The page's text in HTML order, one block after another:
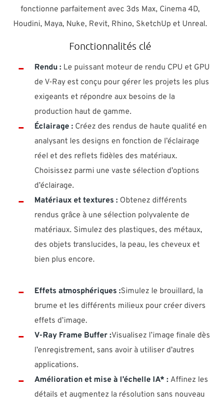
fonctionne parfaitement avec 3ds Max, Cinema 4D,
Houdini, Maya, Nuke, Revit, Rhino, SketchUp et Unreal.
Fonctionnalités clé
Rendu : Le puissant moteur de rendu CPU et GPU
de V-Ray est conçu pour gérer les projets les plus
exigeants et répondre aux besoins de la
production haut de gamme.
Éclairage : Créez des rendus de haute qualité en
analysant les designs en fonction de l’éclairage
réel et des reflets fidèles des matériaux.
Choisissez parmi une vaste sélection d’options
d’éclairage.
Matériaux et textures : Obtenez différents
rendus grâce à une sélection polyvalente de
matériaux. Simulez des plastiques, des métaux,
des objets translucides, la peau, les cheveux et
bien plus encore.
Effets atmosphériques :Simulez le brouillard, la
brume et les différents milieux pour créer divers
effets d’image.
V-Ray Frame Buffer :Visualisez l’image finale dès
l’enregistrement, sans avoir à utiliser d’autres
applications.
Amélioration et mise à l’échelle IA* : Affinez les
détails et augmentez la résolution sans nouveau